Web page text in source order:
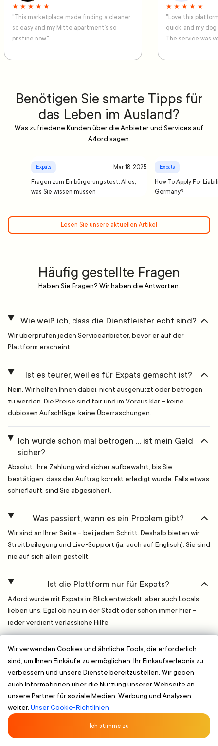
★ ★ ★ ★ ★
"This marketplace made finding a cleaner
so easy and my Mitte apartment’s so
pristine now."
★ ★ ★ ★ ★
"Love this
quick, and my
The service was
Benötigen Sie smarte Tipps für
das Leben im Ausland?
Was zufriedene Kunden über die Anbieter und Services auf
A4ord sagen.
Expats Mar 18, 2025
Fragen zum Einbürgerungstest: Alles,
was Sie wissen müssen
Expats
How To Apply For
Germany?
Lesen Sie unsere aktuellen Artikel
Häufig gestellte Fragen
Haben Sie Fragen? Wir haben die Antworten.
Wie weiß ich, dass die Dienstleister echt sind?
Wir überprüfen jeden Serviceanbieter, bevor er auf der
Plattform erscheint.
Ist es teurer, weil es für Expats gemacht ist?
Nein. Wir helfen Ihnen dabei, nicht ausgenutzt oder betrogen
zu werden. Die Preise sind fair und im Voraus klar – keine
dubiosen Aufschläge, keine Überraschungen.
Ich wurde schon mal betrogen … ist mein Geld
sicher?
Absolut. Ihre Zahlung wird sicher aufbewahrt, bis Sie
bestätigen, dass der Auftrag korrekt erledigt wurde. Falls etwas
schiefläuft, sind Sie abgesichert.
Was passiert, wenn es ein Problem gibt?
Wir sind an Ihrer Seite – bei jedem Schritt. Deshalb bieten wir
Streitbeilegung und Live-Support (ja, auch auf Englisch). Sie sind
nie auf sich allein gestellt.
Ist die Plattform nur für Expats?
A4ord wurde mit Expats im Blick entwickelt, aber auch Locals
lieben uns. Egal ob neu in der Stadt oder schon immer hier –
jeder verdient verlässliche Hilfe.
Englisch, Deutsch, Russisch Vorab verifizierte Serviceanbieter
Worauf warten Sie? Finden Sie
einen zuverlässigen Services
Near You Fast
Compare. Auswählen. Buchen. It's that easy.
Wir verwenden Cookies und ähnliche Tools, die erforderlich
sind, um Ihnen Einkäufe zu ermöglichen, Ihr Einkaufserlebnis zu
verbessern und unsere Dienste bereitzustellen. Wir geben
auch Informationen über die Nutzung unserer Webseite an
unsere Partner für soziale Medien, Werbung und Analysen
weiter. Unser Cookie-Richtlinien
Ich stimme zu